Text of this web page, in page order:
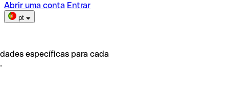
Abrir uma conta Entrar
pt
específicas para cada